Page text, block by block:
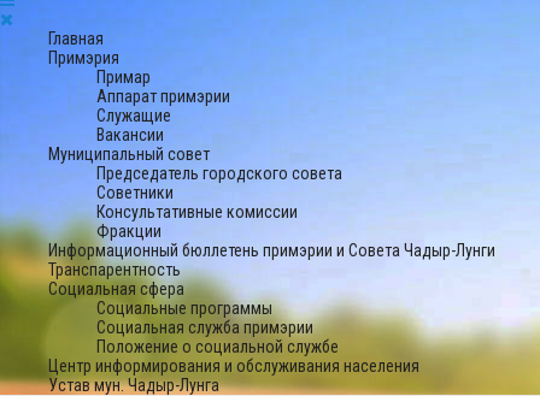
Главная
Примэрия
Примар
Аппарат примэрии
Служащие
Вакансии
Муниципальный совет
Председатель городского совета
Советники
Консультативные комиссии
Фракции
Информационный бюллетень примэрии и Совета Чадыр-Лунги
Транспарентность
Социальная сфера
Социальные программы
Социальная служба примэрии
Положение о социальной службе
Центр информирования и обслуживания населения
Устав мун. Чадыр-Лунга